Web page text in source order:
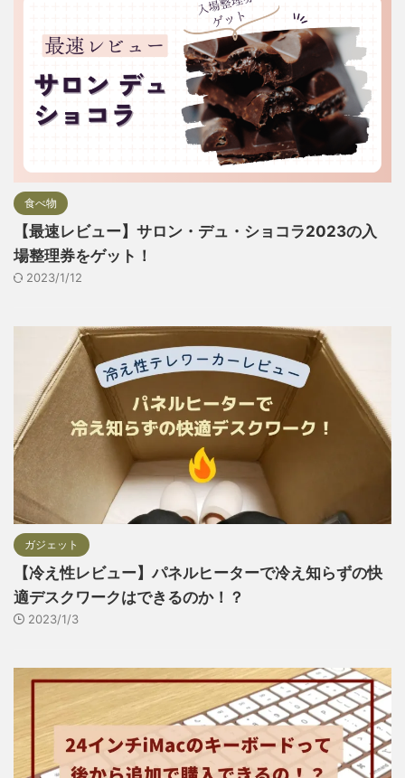
食べ物
【最速レビュー】サロン・デュ・ショコラ2023の入
場整理券をゲット！
2023/1/12
ガジェット
【冷え性レビュー】パネルヒーターで冷え知らずの快
適デスクワークはできるのか！？
2023/1/3